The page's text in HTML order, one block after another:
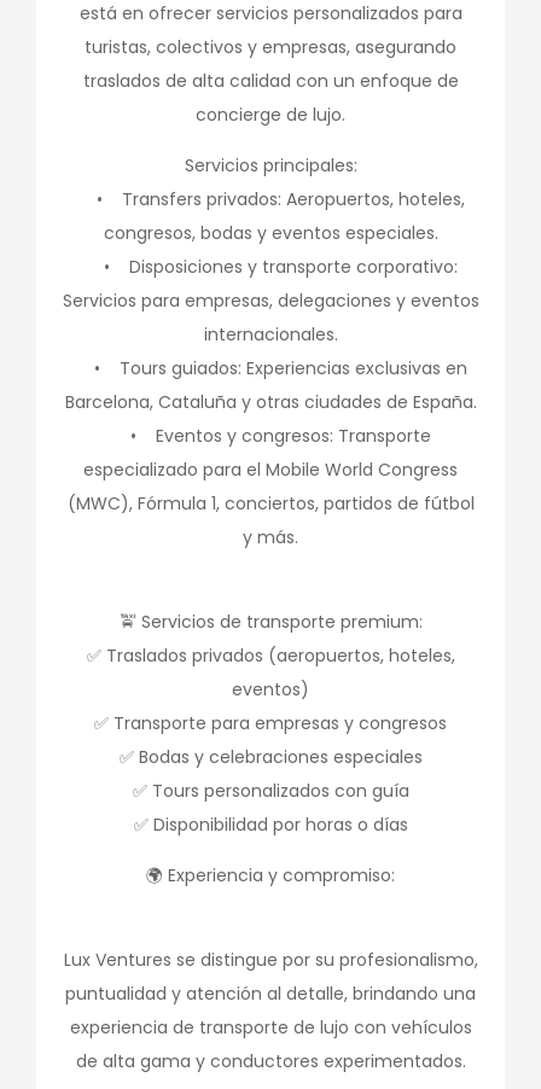
está en ofrecer servicios personalizados para
turistas, colectivos y empresas, asegurando
traslados de alta calidad con un enfoque de
concierge de lujo.
Servicios principales:
• Transfers privados: Aeropuertos, hoteles,
congresos, bodas y eventos especiales.
• Disposiciones y transporte corporativo:
Servicios para empresas, delegaciones y eventos
internacionales.
• Tours guiados: Experiencias exclusivas en
Barcelona, Cataluña y otras ciudades de España.
• Eventos y congresos: Transporte
especializado para el Mobile World Congress
(MWC), Fórmula 1, conciertos, partidos de fútbol
y más.
🚖 Servicios de transporte premium:
✅ Traslados privados (aeropuertos, hoteles,
eventos)
✅ Transporte para empresas y congresos
✅ Bodas y celebraciones especiales
✅ Tours personalizados con guía
✅ Disponibilidad por horas o días
🌍 Experiencia y compromiso:
Lux Ventures se distingue por su profesionalismo,
puntualidad y atención al detalle, brindando una
experiencia de transporte de lujo con vehículos
de alta gama y conductores experimentados.